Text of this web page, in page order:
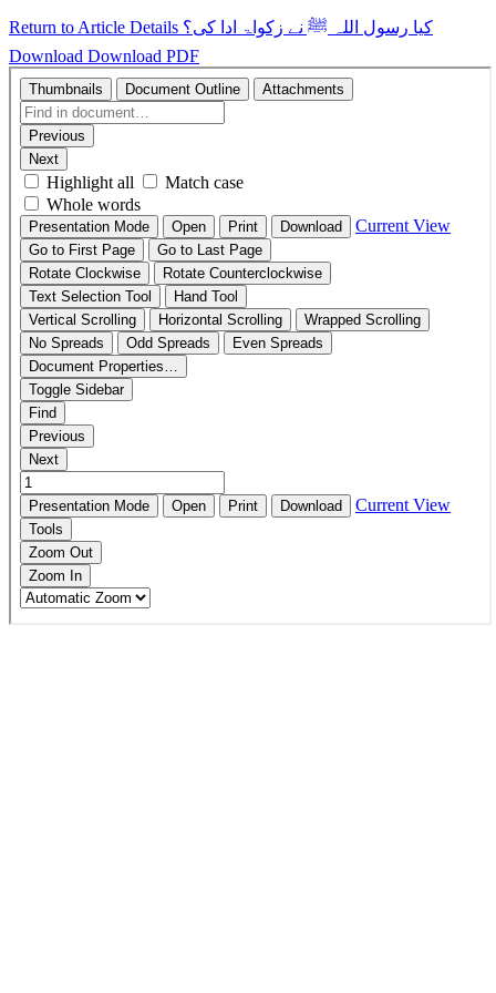
Return to Article Details کیا رسول اللہ ﷺ نے زکواۃ ادا کی؟
Download Download PDF